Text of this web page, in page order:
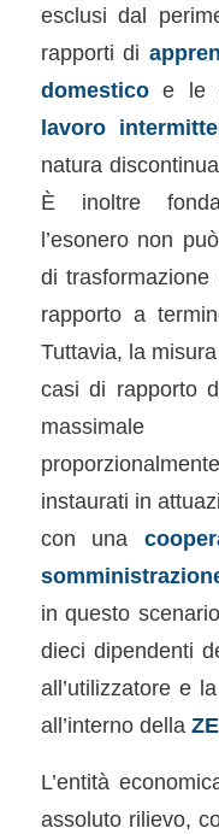
esclusi dal
rapporti di
domesticoe le
lavoro
natura
È inoltre
l’esonero non
di
rapporto a
Tuttavia, la
casi di rapporto
massimale
instaurati in
con una
in questo
dieci dipendenti
all’utilizzatore e
all’interno della
L’entità
assoluto rilievo,